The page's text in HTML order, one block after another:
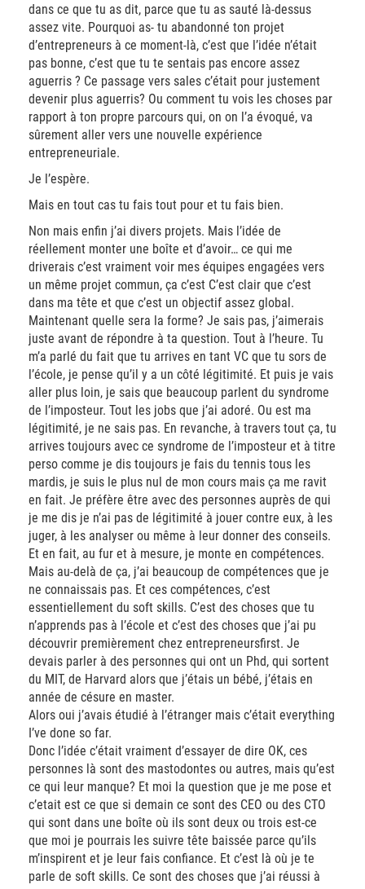
dans ce que tu as dit, parce que tu as sauté là-dessus
assez vite. Pourquoi as- tu abandonné ton projet
d’entrepreneurs à ce moment-là, c’est que l’idée n’était
pas bonne, c’est que tu te sentais pas encore assez
aguerris ? Ce passage vers sales c’était pour justement
devenir plus aguerris? Ou comment tu vois les choses par
rapport à ton propre parcours qui, on on l’a évoqué, va
sûrement aller vers une nouvelle expérience
entrepreneuriale.
Je l’espère.
Mais en tout cas tu fais tout pour et tu fais bien.
Non mais enfin j’ai divers projets. Mais l’idée de
réellement monter une boîte et d’avoir… ce qui me
driverais c’est vraiment voir mes équipes engagées vers
un même projet commun, ça c’est C’est clair que c’est
dans ma tête et que c’est un objectif assez global.
Maintenant quelle sera la forme? Je sais pas, j’aimerais
juste avant de répondre à ta question. Tout à l’heure. Tu
m’a parlé du fait que tu arrives en tant VC que tu sors de
l’école, je pense qu’il y a un côté légitimité. Et puis je vais
aller plus loin, je sais que beaucoup parlent du syndrome
de l’imposteur. Tout les jobs que j’ai adoré. Ou est ma
légitimité, je ne sais pas. En revanche, à travers tout ça, tu
arrives toujours avec ce syndrome de l’imposteur et à titre
perso comme je dis toujours je fais du tennis tous les
mardis, je suis le plus nul de mon cours mais ça me ravit
en fait. Je préfère être avec des personnes auprès de qui
je me dis je n’ai pas de légitimité à jouer contre eux, à les
juger, à les analyser ou même à leur donner des conseils.
Et en fait, au fur et à mesure, je monte en compétences.
Mais au-delà de ça, j’ai beaucoup de compétences que je
ne connaissais pas. Et ces compétences, c’est
essentiellement du soft skills. C’est des choses que tu
n’apprends pas à l’école et c’est des choses que j’ai pu
découvrir premièrement chez entrepreneursfirst. Je
devais parler à des personnes qui ont un Phd, qui sortent
du MIT, de Harvard alors que j’étais un bébé, j’étais en
année de césure en master.
Alors oui j’avais étudié à l’étranger mais c’était everything
I’ve done so far.
Donc l’idée c’était vraiment d’essayer de dire OK, ces
personnes là sont des mastodontes ou autres, mais qu’est
ce qui leur manque? Et moi la question que je me pose et
c’etait est ce que si demain ce sont des CEO ou des CTO
qui sont dans une boîte où ils sont deux ou trois est-ce
que moi je pourrais les suivre tête baissée parce qu’ils
m’inspirent et je leur fais confiance. Et c’est là où je te
parle de soft skills. Ce sont des choses que j’ai réussi à